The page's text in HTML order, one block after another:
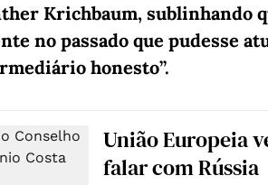
Krichbaum, sublinhando
no passado que pudesse
honesto”.
União Europeia
falar com Rússia